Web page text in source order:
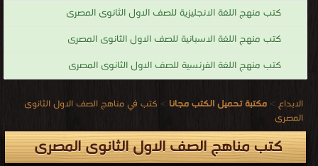
كتب منهج اللغة الانجليزية للصف الاول الثانوى المصرى
كتب منهج اللغة الاسبانية للصف الاول الثانوى المصرى
كتب منهج اللغة الفرنسية للصف الاول الثانوى المصرى
الابداع > مكتبة تحميل الكتب مجانا > كتب في مناهج الصف الاول الثانوى
المصرى
كتب مناهج الصف الاول الثانوى المصرى